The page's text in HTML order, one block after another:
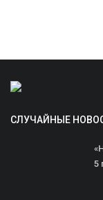
СЛУЧАЙНЫЕ
5